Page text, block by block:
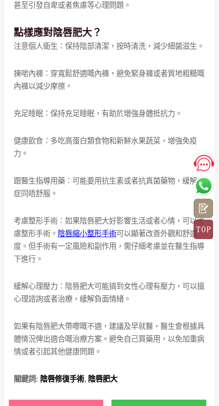
甚至引發自卑或者焦慮等心理問題。
點樣應對陰唇肥大？
注意個人衛生：保持陰部清潔，按時清洗，減少細菌滋生。
揀啱內褲：穿寬鬆舒適嘅內褲，避免緊身褲或者質地粗糙嘅
內褲以減少摩擦。
充足睡眠：保持充足睡眠，有助於增強身體抵抗力。
健康飲食：多吃高蛋白類食物和新鮮水果蔬菜，增強免疫
力。
跟醫生指導用藥：可能要用抗生素或者抗真菌藥物，緩解炎
症同唔舒服。
考慮整形手術：如果陰唇肥大好影響生活或者心情，可以考
慮整形手術。 陰唇縮小整形手術可以顯著改善外觀和舒適
度。但手術有一定風險和副作用，需仔細考慮並在醫生指導
下進行。
緩解心理壓力：陰唇肥大可能搞到女性心理有壓力，可以搵
心理諮詢或者治療，緩解負面情緒。
如果有陰唇肥大帶嚟嘅不適，建議及早就醫，醫生會根據具
體情況俾出適合嘅治療方案。避免自己買藥用，以免加重病
情或者引起其他健康問題。
關鍵詞: 陰唇修復手術, 陰唇肥大